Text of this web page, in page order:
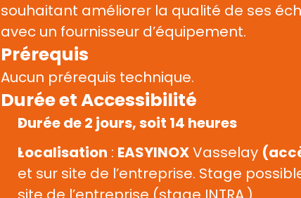
souhaitant améliorer la qualité de ses
avec un fournisseur d’équipement.
Prérequis
Aucun prérequis technique.
Durée et Accessibilité
Durée de 2 jours, soit 14 heures
Localisation : EASYINOX Vasselay
et sur site de l’entreprise. Stage